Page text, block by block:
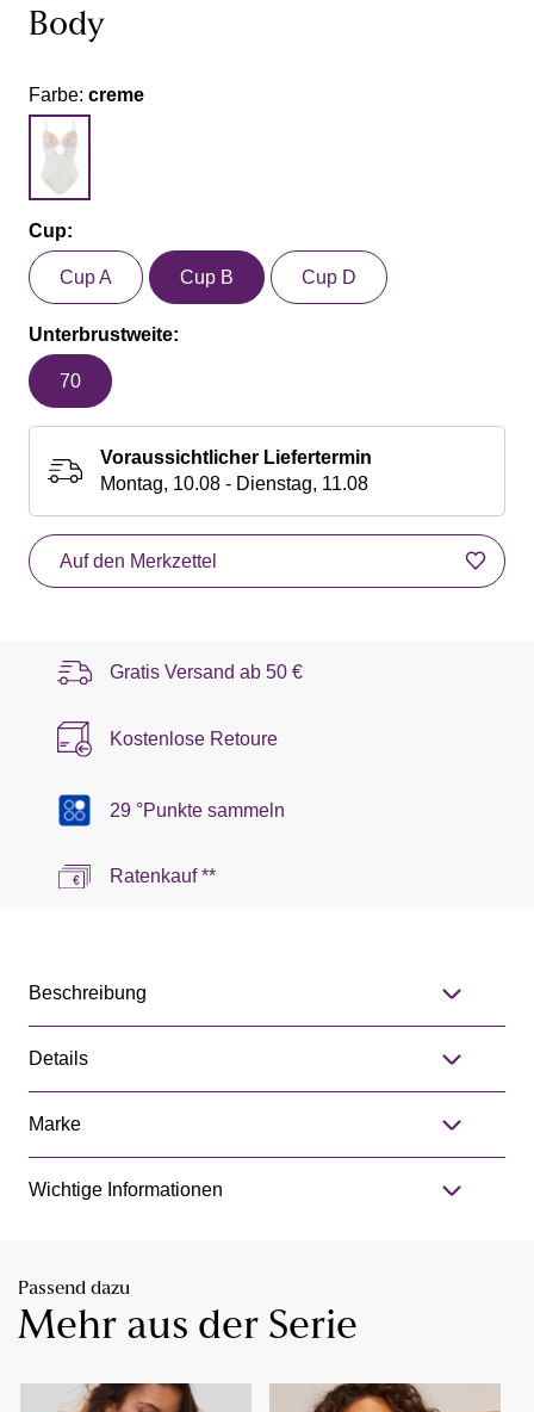
Body
Farbe: creme
Cup:
Cup A Cup B Cup D
Unterbrustweite:
70
Voraussichtlicher Liefertermin
Montag, 10.08 - Dienstag, 11.08
Auf den Merkzettel
Gratis Versand ab 50 €
Kostenlose Retoure
29 °Punkte sammeln
Ratenkauf **
Beschreibung
Details
Marke
Wichtige Informationen
Passend dazu
Mehr aus der Serie